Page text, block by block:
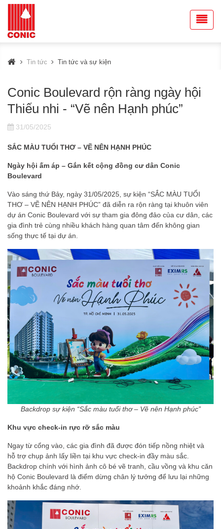
Tin tức Tin tức và sự kiện
Conic Boulevard rộn ràng ngày hội
Thiếu nhi - “Vẽ nên Hạnh phúc”
31/05/2025
SẮC MÀU TUỔI THƠ – VẼ NÊN HẠNH PHÚC
Ngày hội ấm áp – Gắn kết cộng đồng cư dân Conic
Boulevard
Vào sáng thứ Bảy, ngày 31/05/2025, sự kiện “SẮC MÀU TUỔI
THƠ – VẼ NÊN HẠNH PHÚC” đã diễn ra rộn ràng tại khuôn viên
dự án Conic Boulevard với sự tham gia đông đảo của cư dân, các
gia đình trẻ cùng nhiều khách hàng quan tâm đến không gian
sống thực tế tại dự án.
Backdrop sự kiện “Sắc màu tuổi thơ – Vẽ nên Hạnh phúc”
Khu vực check-in rực rỡ sắc màu
Ngay từ cổng vào, các gia đình đã được đón tiếp nồng nhiệt và
hỗ trợ chụp ảnh lấy liền tại khu vực check-in đầy màu sắc.
Backdrop chính với hình ảnh cô bé vẽ tranh, cầu vồng và khu căn
hộ Conic Boulevard là điểm dừng chân lý tưởng để lưu lại những
khoảnh khắc đáng nhớ.